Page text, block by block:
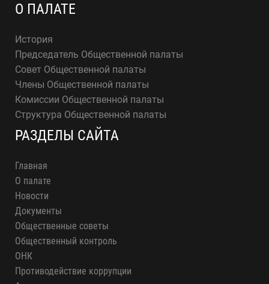
О ПАЛАТЕ
История
Председатель Общественной палаты
Совет Общественной палаты
Члены Общественной палаты
Комиссии Общественной палаты
Структура Общественной палаты
РАЗДЕЛЫ САЙТА
Главная
О палате
Новости
Документы
Общественные советы
Общественный контроль
ОНК
Противодействие коррупции